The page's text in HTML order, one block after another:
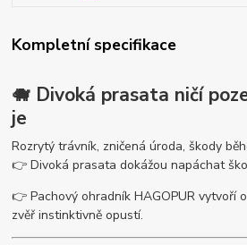
Kompletní specifikace
🐗 Divoká prasata ničí
je
Rozrytý trávník, zničená úroda, škody
👉 Divoká prasata dokážou napáchat
👉 Pachový ohradník HAGOPUR vytvoří
zvěř instinktivně opustí.